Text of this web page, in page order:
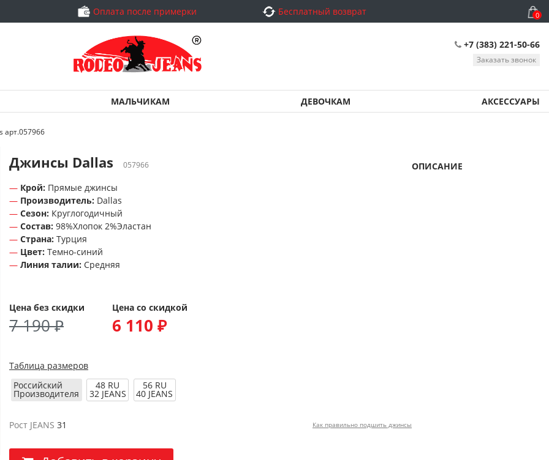
Оплата после примерки Бесплатный возврат 0
+7 (383) 221-50-66
Заказать звонок
МАЛЬЧИКАМ ДЕВОЧКАМ АКСЕССУАРЫ
арт.057966
Джинсы Dallas 057966
Крой: Прямые джинсы
Производитель: Dallas
Сезон: Круглогодичный
Состав: 98%Хлопок 2%Эластан
Страна: Турция
Цвет: Темно-синий
Линия талии: Средняя
Цена без скидки
7 190 ₽
Цена со скидкой
6 110 ₽
Таблица размеров
Российский
Производителя
48 RU
32 JEANS
56 RU
40 JEANS
Рост JEANS 31 Как правильно подшить джинсы
ОПИСАНИЕ